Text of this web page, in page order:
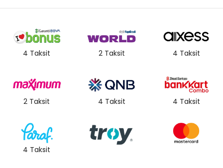
4 Taksit 2 Taksit 4 Taksit
2 Taksit 4 Taksit 4 Taksit
4 Taksit